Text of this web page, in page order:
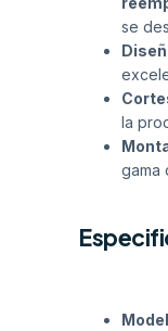
se
la
gama